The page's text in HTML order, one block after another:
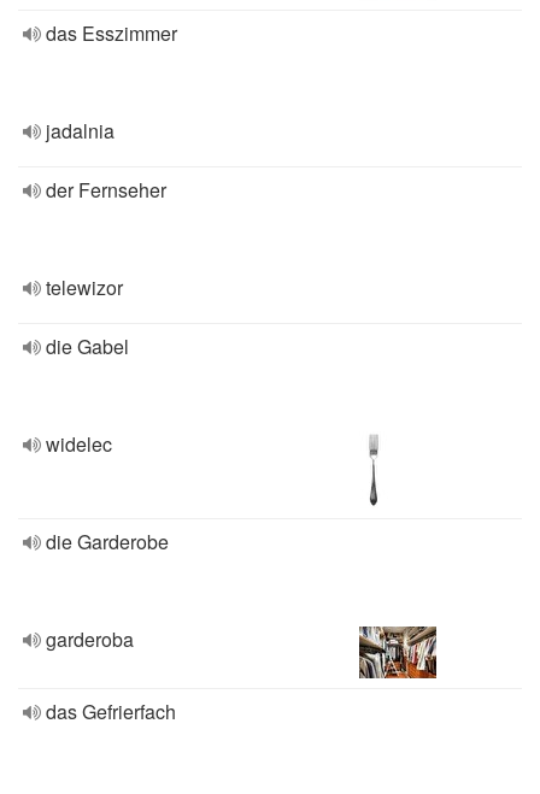
das Esszimmer
jadalnia
der Fernseher
telewizor
die Gabel
widelec
die Garderobe
garderoba
das Gefrierfach